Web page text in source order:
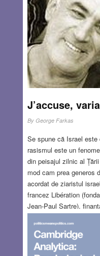
Datele au fost adăugate
să fie? Nu aveam
și iată ce am aflat:
MAR 1, 2018
J’accuse,
By George Farkas
Se spune că Israel
rasismul este un
din peisajul zilnic al
mod cam prea generos
acordat de ziaristul
francez Libération
Jean-Paul Sartre),
documentar întitulat
sunătoare între